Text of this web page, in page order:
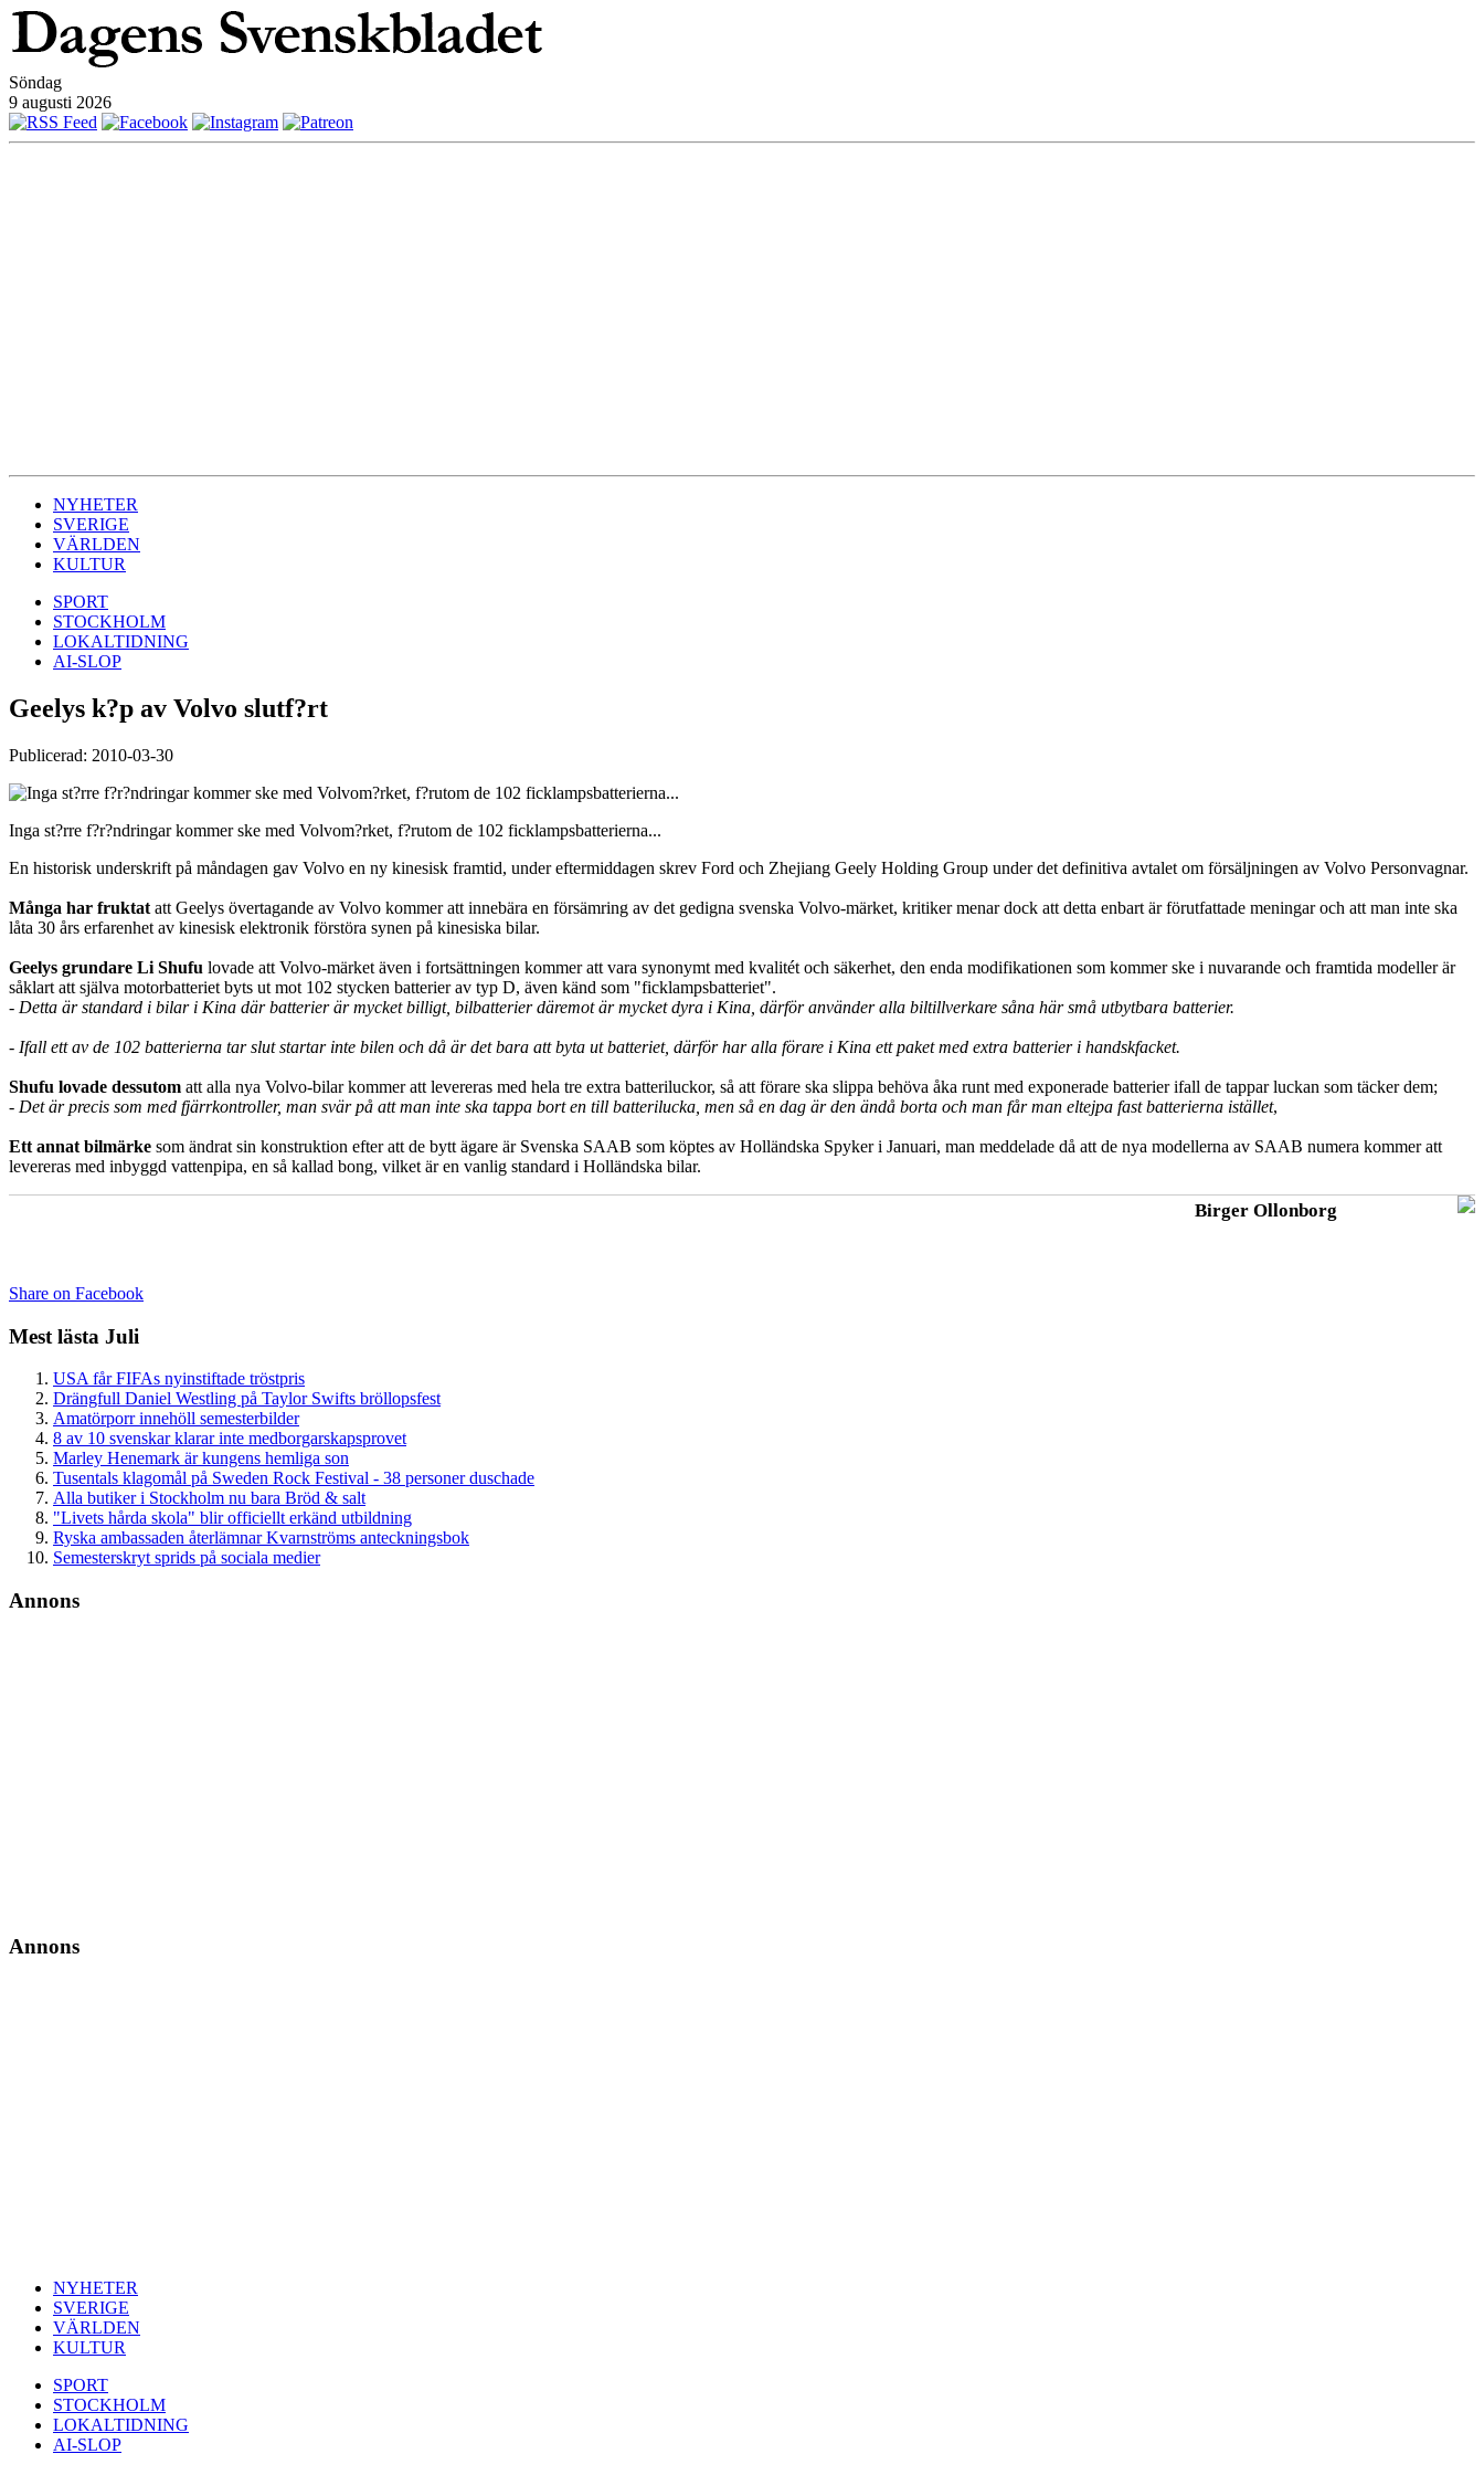
Söndag
9 augusti 2026
NYHETER
SVERIGE
VÄRLDEN
KULTUR
SPORT
STOCKHOLM
LOKALTIDNING
AI-SLOP
Geelys k?p av Volvo slutf?rt
Publicerad: 2010-03-30
Inga st?rre f?r?ndringar kommer ske med Volvom?rket, f?rutom de 102 ficklampsbatterierna...
En historisk underskrift på måndagen gav Volvo en ny kinesisk framtid, under eftermiddagen skrev Ford och Zhejiang Geely Holding Group under det definitiva avtalet om försäljningen av Volvo Personvagnar.
Många har fruktat att Geelys övertagande av Volvo kommer att innebära en försämring av det gedigna svenska Volvo-märket, kritiker menar dock att detta enbart är förutfattade meningar och att man inte ska
låta 30 års erfarenhet av kinesisk elektronik förstöra synen på kinesiska bilar.
Geelys grundare Li Shufu lovade att Volvo-märket även i fortsättningen kommer att vara synonymt med kvalitét och säkerhet, den enda modifikationen som kommer ske i nuvarande och framtida modeller är
såklart att själva motorbatteriet byts ut mot 102 stycken batterier av typ D, även känd som "ficklampsbatteriet".
- Detta är standard i bilar i Kina där batterier är mycket billigt, bilbatterier däremot är mycket dyra i Kina, därför använder alla biltillverkare såna här små utbytbara batterier.
- Ifall ett av de 102 batterierna tar slut startar inte bilen och då är det bara att byta ut batteriet, därför har alla förare i Kina ett paket med extra batterier i handskfacket.
Shufu lovade dessutom att alla nya Volvo-bilar kommer att levereras med hela tre extra batteriluckor, så att förare ska slippa behöva åka runt med exponerade batterier ifall de tappar luckan som täcker dem;
- Det är precis som med fjärrkontroller, man svär på att man inte ska tappa bort en till batterilucka, men så en dag är den ändå borta och man får man eltejpa fast batterierna istället,
Ett annat bilmärke som ändrat sin konstruktion efter att de bytt ägare är Svenska SAAB som köptes av Holländska Spyker i Januari, man meddelade då att de nya modellerna av SAAB numera kommer att
levereras med inbyggd vattenpipa, en så kallad bong, vilket är en vanlig standard i Holländska bilar.
Birger Ollonborg
Share on Facebook
Mest lästa Juli
USA får FIFAs nyinstiftade tröstpris
Drängfull Daniel Westling på Taylor Swifts bröllopsfest
Amatörporr innehöll semesterbilder
8 av 10 svenskar klarar inte medborgarskapsprovet
Marley Henemark är kungens hemliga son
Tusentals klagomål på Sweden Rock Festival - 38 personer duschade
Alla butiker i Stockholm nu bara Bröd & salt
"Livets hårda skola" blir officiellt erkänd utbildning
Ryska ambassaden återlämnar Kvarnströms anteckningsbok
Semesterskryt sprids på sociala medier
Annons
Annons
NYHETER
SVERIGE
VÄRLDEN
KULTUR
SPORT
STOCKHOLM
LOKALTIDNING
AI-SLOP